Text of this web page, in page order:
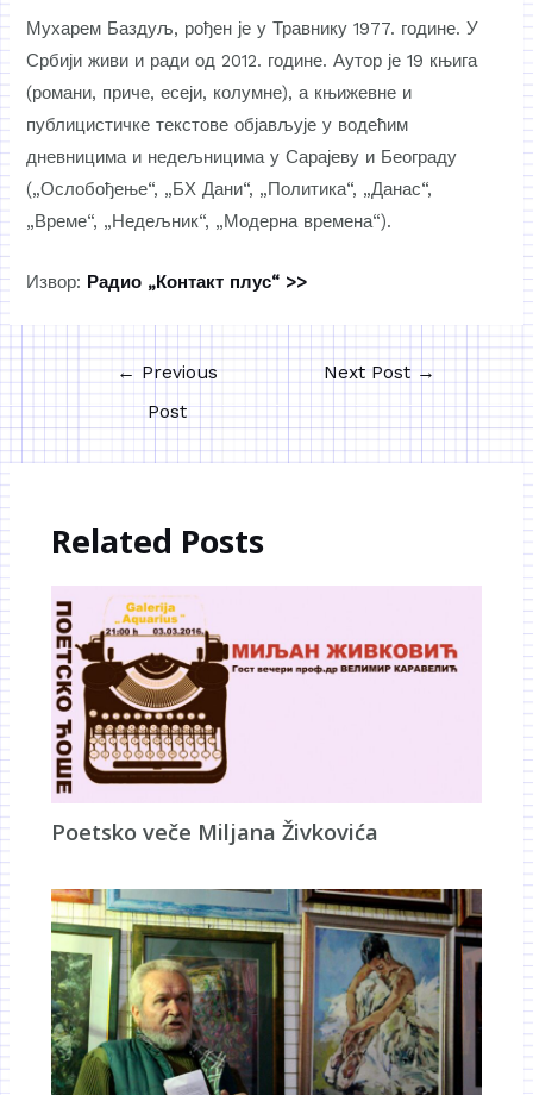
Мухарем Баздуљ, рођен је у Травнику 1977. године. У
Србији живи и ради од 2012. године. Аутор је 19 књига
(романи, приче, есеји, колумне), а књижевне и
публицистичке текстове објављује у водећим
дневницима и недељницима у Сарајеву и Београду
(„Ослобођење“, „БХ Дани“, „Политика“, „Данас“,
„Време“, „Недељник“, „Модерна времена“).
Извор: Радио „Контакт плус“ >>
← Previous
Post
Next Post →
Related Posts
Poetsko veče Miljana Živkovića